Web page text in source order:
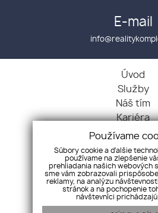
E-mail
Úvod
Služby
Náš tím
Kariéra
Kontakt
GDPR
Chcem
Chcem
Byty
Používame
Súbory cookie a ďalšie
používame na zlepšenie
prehliadania našich webových
sme vám zobrazovali
reklamy, na analýzu
stránok a na pochopenie
návštevníci prichádzajú.